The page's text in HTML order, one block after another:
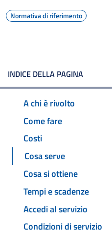
Normativa di riferimento
INDICE DELLA PAGINA
A chi è rivolto
Come fare
Costi
Cosa serve
Cosa si ottiene
Tempi e scadenze
Accedi al servizio
Condizioni di servizio